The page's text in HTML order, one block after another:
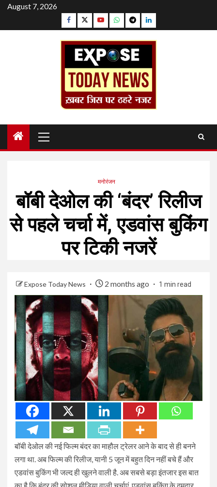
Skip
content
August 7, 2026
Facebook
TwitterYouTubeWhatsapp
TelegramLinkedin
Menu
मनोरंजन
बॉबी देओल की ‘बंदर’ रिलीज
से पहले चर्चा में, एडवांस बुकिंग
पर टिकी नजरें
Expose Today News 2 months ago 1 min read
बॉबी देओल की नई फिल्म बंदर का माहौल ट्रेलर आने के बाद से ही बनने
लगा था. अब फिल्म की रिलीज, यानी 5 जून में बहुत दिन नहीं बचे हैं और
एडवांस बुकिंग भी जल्द ही खुलने वाली है. अब सबसे बड़ा इंतजार इस बात